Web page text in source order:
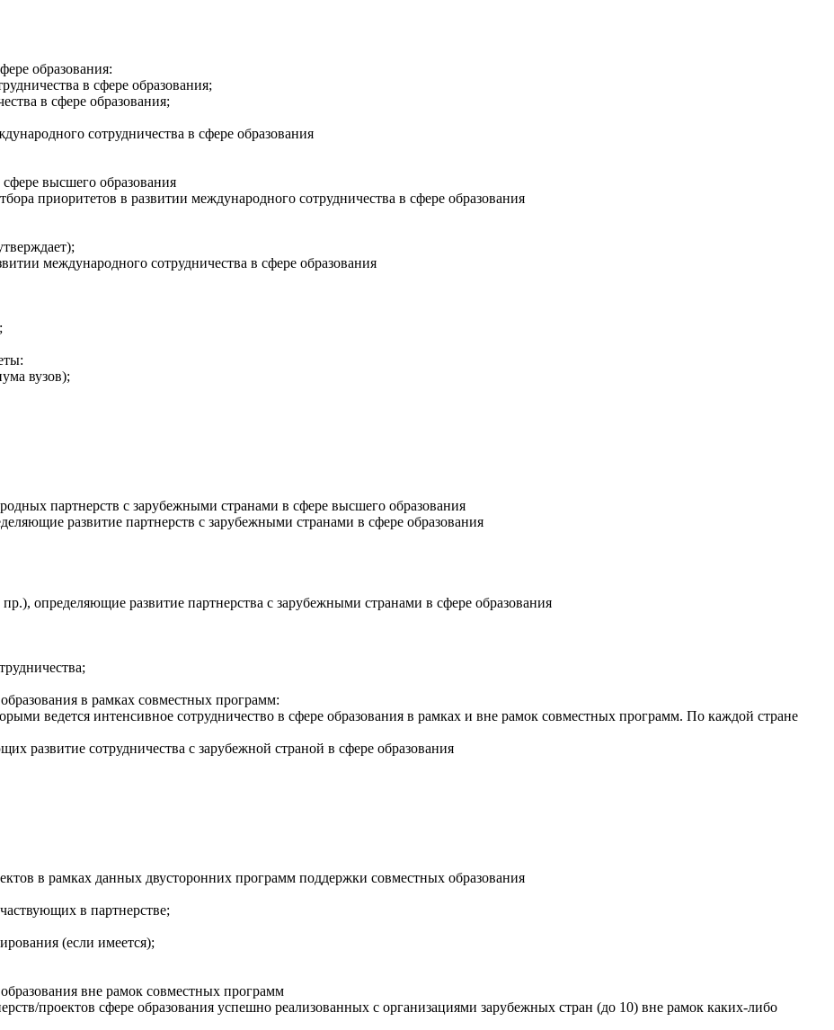
образования:
в сфере образования;
в сфере образования;
сотрудничества в сфере образования
высшего образования
приоритетов в развитии международного сотрудничества в сфере образования
международного сотрудничества в сфере образования
вузов);
партнерств с зарубежными странами в сфере высшего образования
развитие партнерств с зарубежными странами в сфере образования
определяющие развитие партнерства с зарубежными странами в сфере образования
в рамках совместных программ:
ведется интенсивное сотрудничество в сфере образования в рамках и вне рамок совместных программ. По каждой стране
развитие сотрудничества с зарубежной страной в сфере образования
в рамках данных двусторонних программ поддержки совместных образования
в партнерстве;
(если имеется);
вне рамок совместных программ
проектов сфере образования успешно реализованных с организациями зарубежных стран (до 10) вне рамок каких-либо